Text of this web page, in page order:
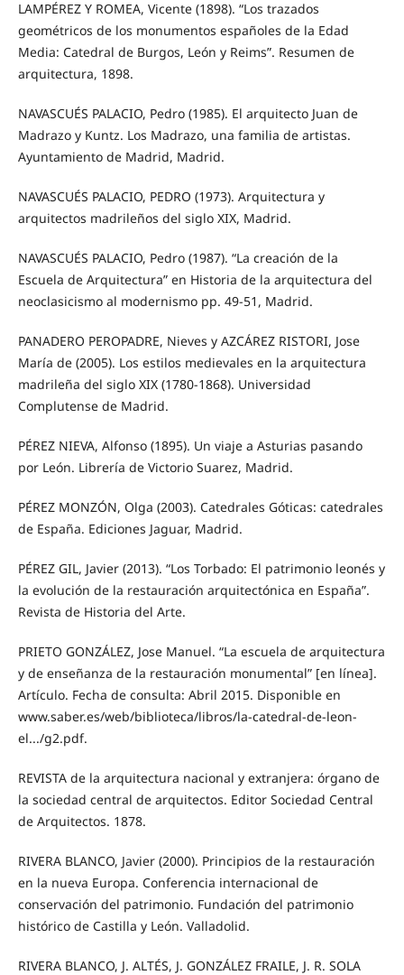
LAMPÉREZ Y ROMEA, Vicente (1898). “Los trazados
geométricos de los monumentos españoles de la Edad
Media: Catedral de Burgos, León y Reims”. Resumen de
arquitectura, 1898.
NAVASCUÉS PALACIO, Pedro (1985). El arquitecto Juan de
Madrazo y Kuntz. Los Madrazo, una familia de artistas.
Ayuntamiento de Madrid, Madrid.
NAVASCUÉS PALACIO, PEDRO (1973). Arquitectura y
arquitectos madrileños del siglo XIX, Madrid.
NAVASCUÉS PALACIO, Pedro (1987). “La creación de la
Escuela de Arquitectura” en Historia de la arquitectura del
neoclasicismo al modernismo pp. 49-51, Madrid.
PANADERO PEROPADRE, Nieves y AZCÁREZ RISTORI, Jose
María de (2005). Los estilos medievales en la arquitectura
madrileña del siglo XIX (1780-1868). Universidad
Complutense de Madrid.
PÉREZ NIEVA, Alfonso (1895). Un viaje a Asturias pasando
por León. Librería de Victorio Suarez, Madrid.
PÉREZ MONZÓN, Olga (2003). Catedrales Góticas: catedrales
de España. Ediciones Jaguar, Madrid.
PÉREZ GIL, Javier (2013). “Los Torbado: El patrimonio leonés y
la evolución de la restauración arquitectónica en España”.
Revista de Historia del Arte.
PRIETO GONZÁLEZ, Jose Manuel. “La escuela de arquitectura
y de enseñanza de la restauración monumental” [en línea].
Artículo. Fecha de consulta: Abril 2015. Disponible en
www.saber.es/web/biblioteca/libros/la-catedral-de-leon-
el.../g2.pdf.
REVISTA de la arquitectura nacional y extranjera: órgano de
la sociedad central de arquitectos. Editor Sociedad Central
de Arquitectos. 1878.
RIVERA BLANCO, Javier (2000). Principios de la restauración
en la nueva Europa. Conferencia internacional de
conservación del patrimonio. Fundación del patrimonio
histórico de Castilla y León. Valladolid.
RIVERA BLANCO, J. ALTÉS, J. GONZÁLEZ FRAILE, J. R. SOLA